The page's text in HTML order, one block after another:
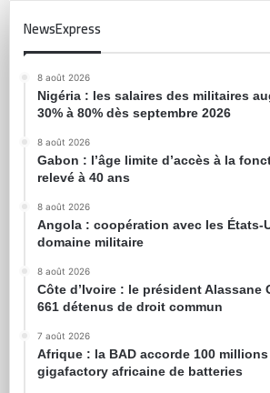
NewsExpress
8 août 2026
Nigéria : les salaires des militaires
30% à 80% dès septembre 2026
8 août 2026
Gabon : l’âge limite d’accès à la
relevé à 40 ans
8 août 2026
Angola : coopération avec les États-
domaine militaire
8 août 2026
Côte d’Ivoire : le président Alassane
661 détenus de droit commun
7 août 2026
Afrique : la BAD accorde 100
gigafactory africaine de batteries